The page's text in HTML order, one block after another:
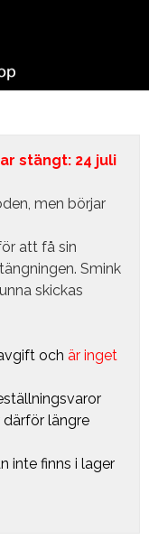
stängt: 24 juli
men börjar
att få sin
Smink
skickas
och är inget
därför längre
inte finns i lager